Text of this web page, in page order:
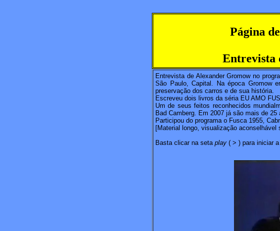
Página
Entrevista
Entrevista de Alexander Gromow no
São Paulo, Capital. Na época Gromow
preservação dos carros e de sua história.
Escreveu dois livros da séria EU AMO
Um de seus feitos reconhecidos
Bad Camberg. Em 2007 já são mais de
Participou do programa o Fusca 1955,
[Material longo, visualização aconselhável
Basta clicar na seta play ( > ) para iniciar